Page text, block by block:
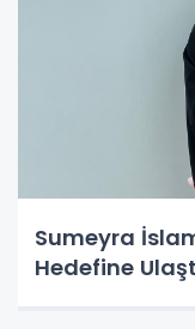
Sumeyra
Hedefine